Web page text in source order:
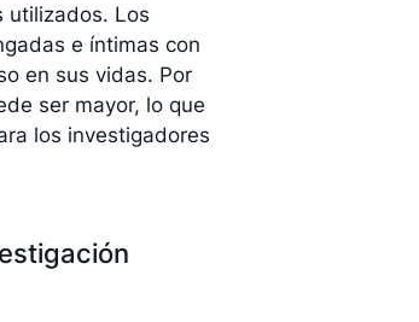
utilizados. Los
e íntimas con
en sus vidas. Por
ser mayor, lo que
los investigadores